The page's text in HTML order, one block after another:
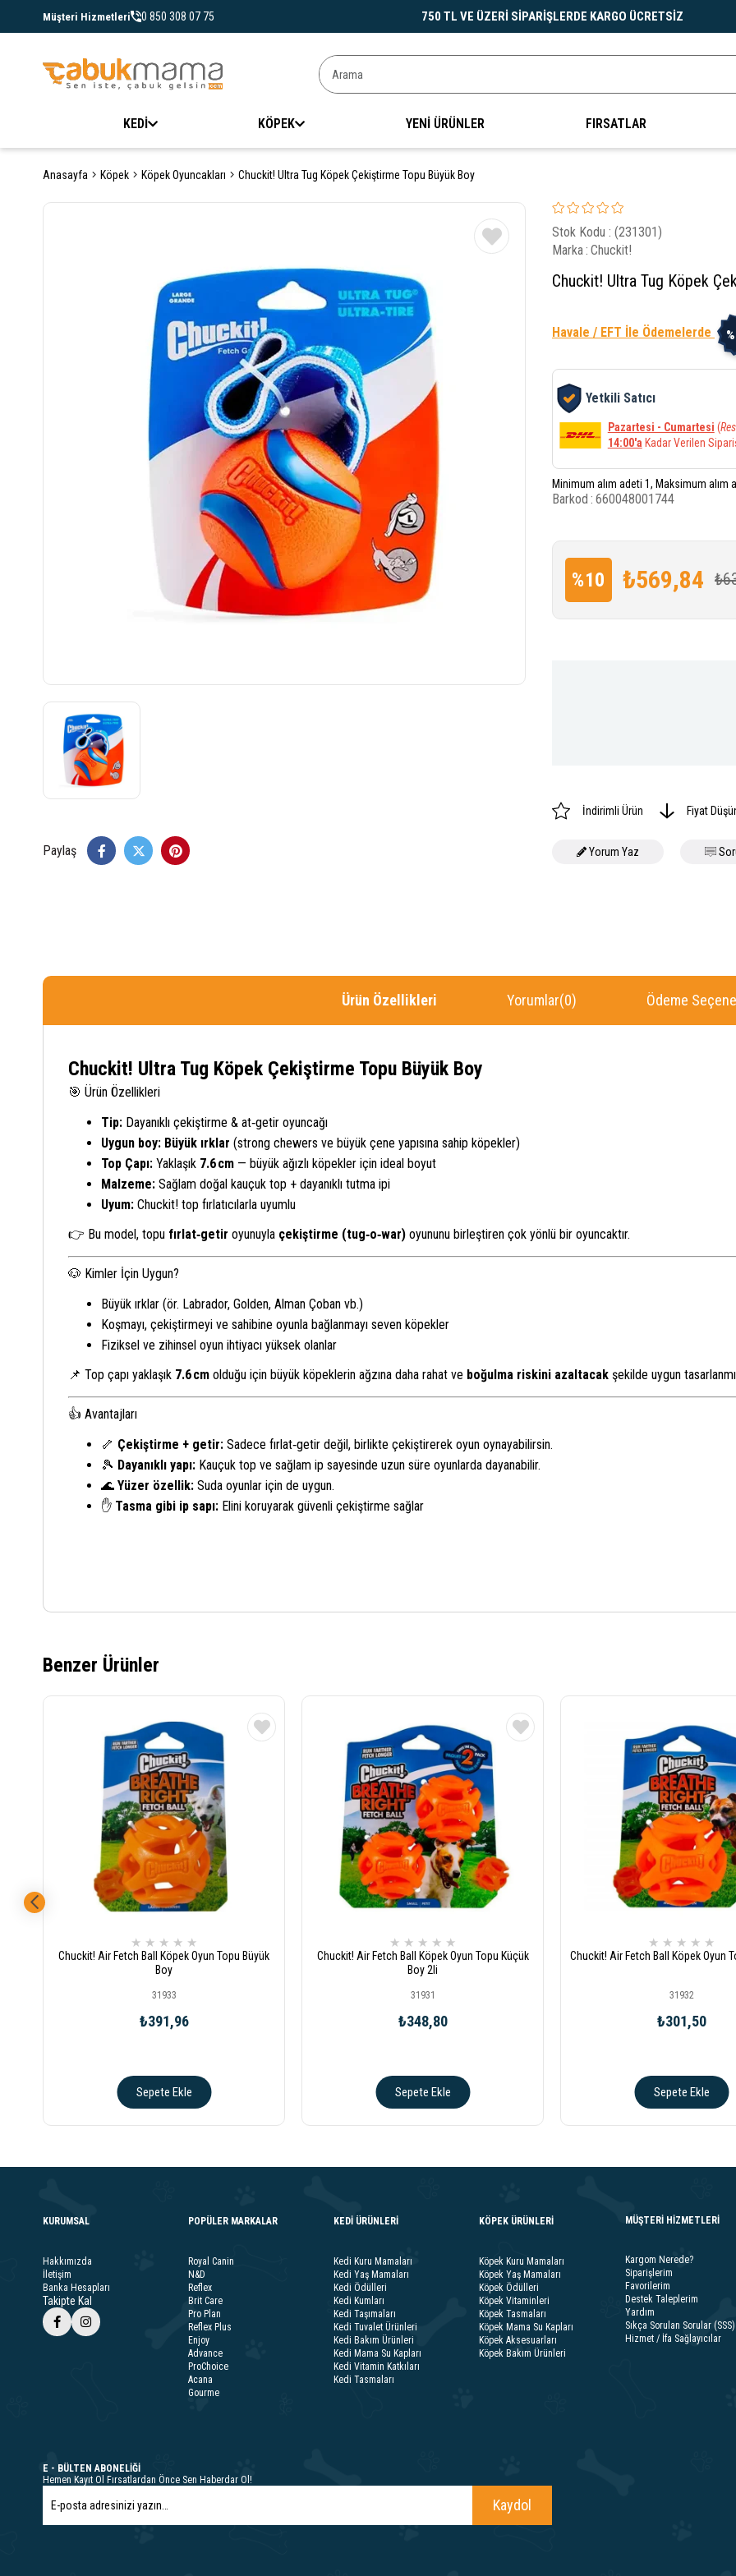
Müşteri Hizmetleri 0 850 308 07 75 750 TL VE ÜZERİ SİPARİŞLERDE KARGO ÜCRETSİZ
KEDİ KÖPEK YENİ ÜRÜNLER FIRSATLAR
Anasayfa Köpek Köpek Oyuncakları Chuckit! Ultra Tug Köpek Çekiştirme Topu Büyük Boy
Paylaş
Stok Kodu
(231301)
Marka: Chuckit!
Chuckit! Ultra Tug Köpek
Havale / EFT İle Ödemelerde
Yetkili Satıcı
Pazartesi - Cumartesi (
14:00'a Kadar Verilen
Minimum alım adeti 1, Maksimum alım
Barkod : 660048001744
%10
İndirim
₺569,84
İndirimli Ürün Fiyat
Yorum Yaz
Ürün Özellikleri Yorumlar(0) Ödeme
Chuckit! Ultra Tug Köpek Çekiştirme Topu Büyük Boy
🎯 Ürün Özellikleri
Tip: Dayanıklı çekiştirme & at‑getir oyuncağı
Uygun boy: Büyük ırklar (strong chewers ve büyük çene yapısına sahip köpekler)
Top Çapı: Yaklaşık 7.6 cm — büyük ağızlı köpekler için ideal boyut
Malzeme: Sağlam doğal kauçuk top + dayanıklı tutma ipi
Uyum: Chuckit! top fırlatıcılarla uyumlu
👉 Bu model, topu fırlat‑getir oyunuyla çekiştirme (tug‑o‑war) oyununu birleştiren çok yönlü bir oyuncaktır.
🐶 Kimler İçin Uygun?
Büyük ırklar (ör. Labrador, Golden, Alman Çoban vb.)
Koşmayı, çekiştirmeyi ve sahibine oyunla bağlanmayı seven köpekler
Fiziksel ve zihinsel oyun ihtiyacı yüksek olanlar
📌 Top çapı yaklaşık 7.6 cm olduğu için büyük köpeklerin ağzına daha rahat ve boğulma riskini azaltacak şekilde uygun
👍 Avantajları
🦴 Çekiştirme + getir: Sadece fırlat‑getir değil, birlikte çekiştirerek oyun oynayabilirsin.
🎾 Dayanıklı yapı: Kauçuk top ve sağlam ip sayesinde uzun süre oyunlarda dayanabilir.
🌊 Yüzer özellik: Suda oyunlar için de uygun.
✋ Tasma gibi ip sapı: Elini koruyarak güvenli çekiştirme sağlar
Benzer Ürünler
★ ★ ★ ★ ★
Chuckit! Air Fetch Ball Köpek Oyun Topu Büyük
Boy
31933
₺391,96
Sepete Ekle
★ ★ ★ ★ ★
Chuckit! Air Fetch Ball Köpek Oyun Topu Küçük
Boy 2li
31931
₺348,80
Sepete Ekle
★ ★ ★ ★ ★
Chuckit! Air Fetch Ball Köpek Oyun
31932
₺301,50
Sepete Ekle
KURUMSAL
Hakkımızda
İletişim
Banka Hesapları
Takipte Kal
POPÜLER MARKALAR
Royal Canin
N&D
Reflex
Brit Care
Pro Plan
Reflex Plus
Enjoy
Advance
ProChoice
Acana
Gourme
KEDİ ÜRÜNLERİ
Kedi Kuru Mamaları
Kedi Yaş Mamaları
Kedi Ödülleri
Kedi Kumları
Kedi Taşımaları
Kedi Tuvalet Ürünleri
Kedi Bakım Ürünleri
Kedi Mama Su Kapları
Kedi Vitamin Katkıları
Kedi Tasmaları
KÖPEK ÜRÜNLERİ
Köpek Kuru Mamaları
Köpek Yaş Mamaları
Köpek Ödülleri
Köpek Vitaminleri
Köpek Tasmaları
Köpek Mama Su Kapları
Köpek Aksesuarları
Köpek Bakım Ürünleri
MÜŞTERİ HİZMETLERİ
Kargom Nerede?
Siparişlerim
Favorilerim
Destek Taleplerim
Yardım
Sıkça Sorulan Sorular (SSS)
Hizmet / İfa Sağlayıcılar
E - BÜLTEN ABONELİĞİ
Hemen Kayıt Ol Fırsatlardan Önce Sen Haberdar Ol!
Kaydol